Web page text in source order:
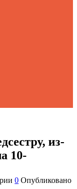
из-
10-
0 Опубликовано